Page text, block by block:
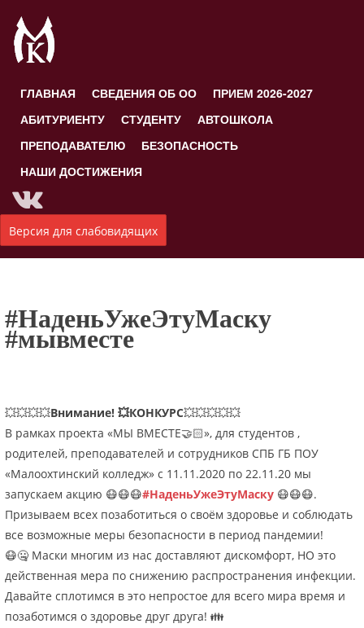
ГЛАВНАЯ СВЕДЕНИЯ ОБ ОО
ПРИЕМ 2026-2027
АБИТУРИЕНТУ
СТУДЕНТУ
АВТОШКОЛА
ПРЕПОДАВАТЕЛЮ
БЕЗОПАСНОСТЬ
НАШИ ДОСТИЖЕНИЯ
Версия для слабовидящих
#НаденьУжеЭтуМаску
#мывместе
💥💥💥💥Внимание! 💥КОНКУРС💥💥💥💥💥
В рамках проекта «МЫ ВМЕСТЕ🤝🏻», для студентов ,
родителей, преподавателей и сотрудников СПБ ГБ ПОУ
«Малоохтинский колледж» с 11.11.2020 по 22.11.20 мы
запускаем акцию 😷😷😷#НаденьУжеЭтуМаску 😷😷😷.
Призываем всех позаботиться о своём здоровье и соблюдать
все возможные меры безопасности в период пандемии!
😷🤐 Маски многим из нас доставляют дискомфорт, НО это
действенная мера по снижению распространения инфекции.
Давайте сплотимся в это непростое для всего мира время и
позаботимся о здоровье друг друга! 👪